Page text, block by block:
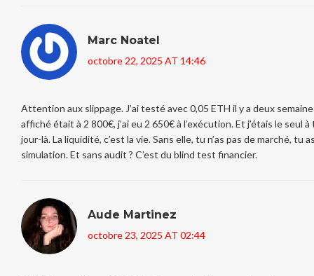
Marc Noatel
octobre 22, 2025 AT 14:46
Attention aux slippage. J’ai testé avec 0,05 ETH il y a deux
affiché était à 2 800€, j’ai eu 2 650€ à l’exécution. Et j’étais le seul
jour-là. La liquidité, c’est la vie. Sans elle, tu n’as pas de marché, tu
simulation. Et sans audit ? C’est du blind test financier.
Aude Martinez
octobre 23, 2025 AT 02:44